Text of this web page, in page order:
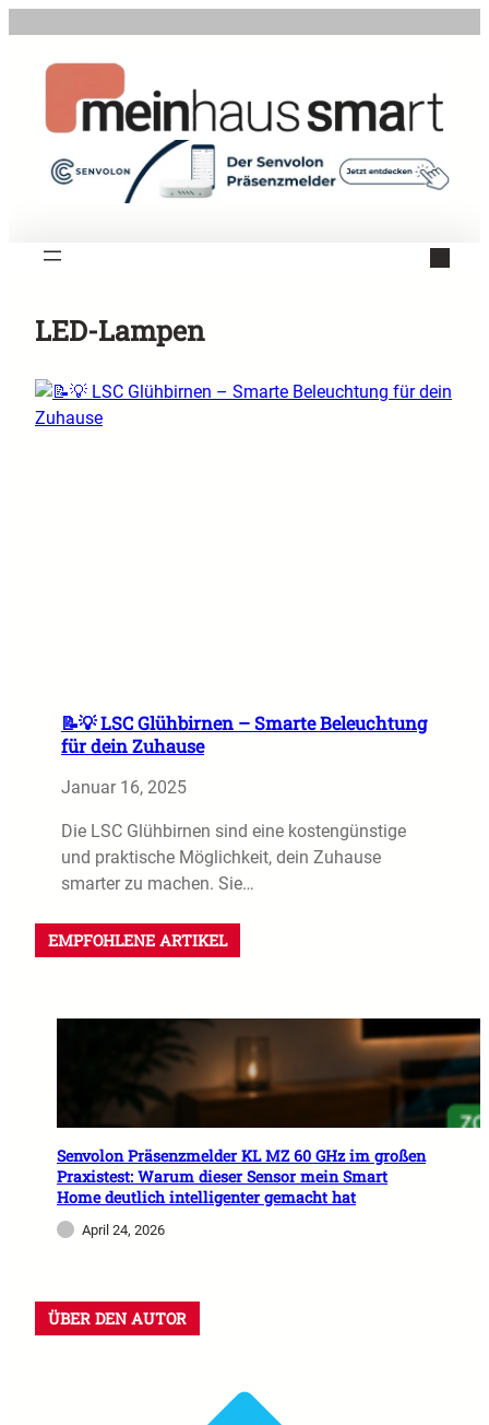
springen
LED-Lampen
📝💡 LSC Glühbirnen – Smarte Beleuchtung
für dein Zuhause
Januar 16, 2025
Die LSC Glühbirnen sind eine kostengünstige
und praktische Möglichkeit, dein Zuhause
smarter zu machen. Sie…
EMPFOHLENE ARTIKEL
Senvolon Präsenzmelder KL MZ 60 GHz im großen
Praxistest: Warum dieser Sensor mein Smart
Home deutlich intelligenter gemacht hat
April 24, 2026
ÜBER DEN AUTOR